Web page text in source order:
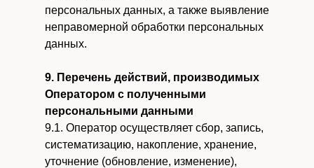
персональных данных, а также выявление
неправомерной обработки персональных
данных.
9. Перечень действий, производимых
Оператором с полученными
персональными данными
9.1. Оператор осуществляет сбор, запись,
систематизацию, накопление, хранение,
уточнение (обновление, изменение),